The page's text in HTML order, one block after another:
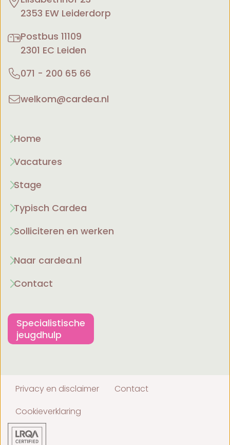
2353 EW Leiderdorp
Postbus 11109
2301 EC Leiden
071 - 200 65 66
welkom@cardea.nl
Home
Vacatures
Stage
Typisch Cardea
Solliciteren en werken
Naar cardea.nl
Contact
Specialistische
jeugdhulp
Privacy en disclaimer
Contact
Cookieverklaring